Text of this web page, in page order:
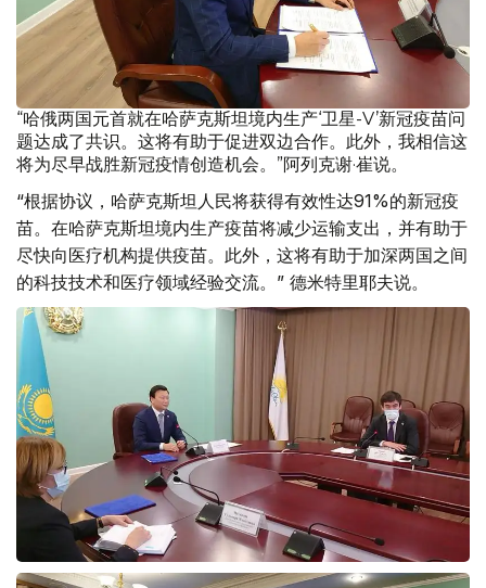
“哈俄两国元首就在哈萨克斯坦境内生产‘卫星-V’新冠疫苗问
题达成了共识。这将有助于促进双边合作。此外，我相信这
将为尽早战胜新冠疫情创造机会。”阿列克谢·崔说。
“根据协议，哈萨克斯坦人民将获得有效性达91%的新冠疫
苗。在哈萨克斯坦境内生产疫苗将减少运输支出，并有助于
尽快向医疗机构提供疫苗。此外，这将有助于加深两国之间
的科技技术和医疗领域经验交流。” 德米特里耶夫说。